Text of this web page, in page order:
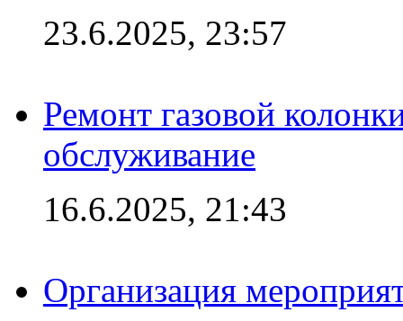
23.6.2025, 23:57
Ремонт газовой
обслуживание
16.6.2025, 21:43
Организация